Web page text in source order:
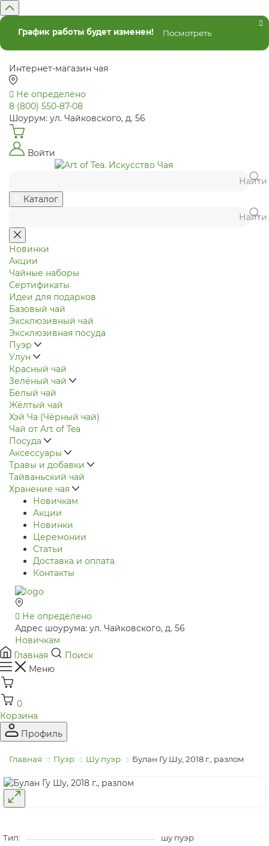
График работы будет изменен! Посмотреть
Интернет-магазин чая
Не определено
8 (800) 550-87-08
Шоурум: ул. Чайковского, д. 56
Войти
Найти
Каталог
Найти
Новинки
Акции
Чайные наборы
Сертификаты
Идеи для подарков
Базовый чай
Эксклюзивный чай
Эксклюзивная посуда
Пуэр
Улун
Красный чай
Зелёный чай
Белый чай
Жёлтый чай
Хэй Ча (Чёрный чай)
Чай от Art of Tea
Посуда
Аксессуары
Травы и добавки
Тайваньский чай
Хранение чая
Новичкам
Акции
Новинки
Церемонии
Статьи
Доставка и оплата
Контакты
Не определено
Адрес шоурума: ул. Чайковского, д. 56
Новичкам
Главная
Поиск
Меню
0
Корзина
Профиль
Главная Пуэр Шу пуэр Булан Гу Шу, 2018 г., разлом
Тип: шу пуэр